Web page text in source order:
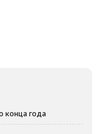
конца года